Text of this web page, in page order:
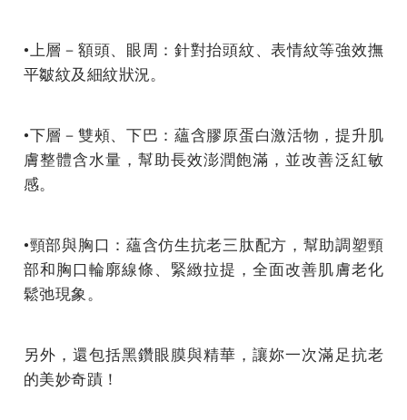
•上層－額頭、眼周：針對抬頭紋、表情紋等強效撫
平皺紋及細紋狀況。
•下層－雙頰、下巴：蘊含膠原蛋白激活物，提升肌
膚整體含水量，幫助長效澎潤飽滿，並改善泛紅敏
感。
•頸部與胸口：蘊含仿生抗老三肽配方，幫助調塑頸
部和胸口輪廓線條、緊緻拉提，全面改善肌膚老化
鬆弛現象。
另外，還包括黑鑽眼膜與精華，讓妳一次滿足抗老
的美妙奇蹟！